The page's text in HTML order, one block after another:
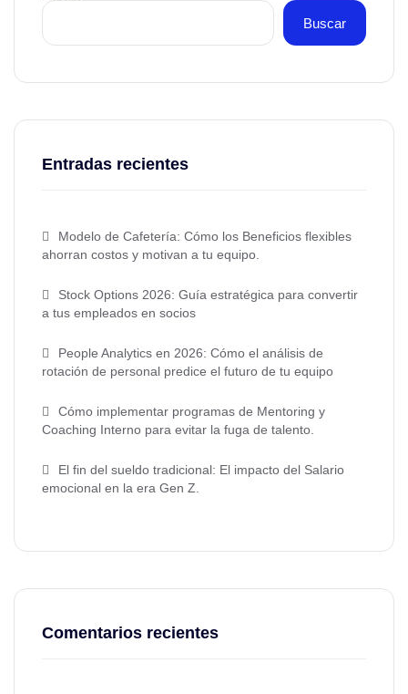
Buscar
Entradas recientes
Modelo de Cafetería: Cómo los Beneficios flexibles
ahorran costos y motivan a tu equipo.
Stock Options 2026: Guía estratégica para convertir
a tus empleados en socios
People Analytics en 2026: Cómo el análisis de
rotación de personal predice el futuro de tu equipo
Cómo implementar programas de Mentoring y
Coaching Interno para evitar la fuga de talento.
El fin del sueldo tradicional: El impacto del Salario
emocional en la era Gen Z.
Comentarios recientes